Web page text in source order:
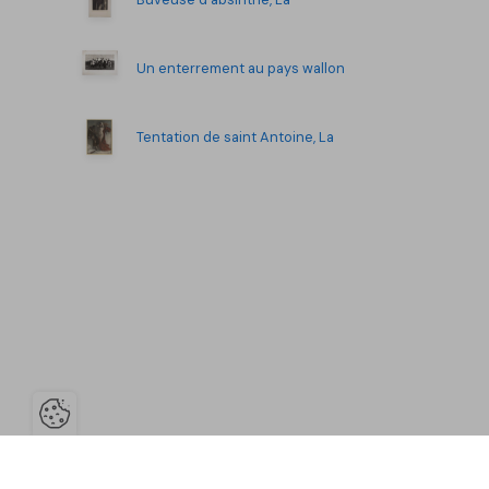
Un enterrement au pays wallon
Tentation de saint Antoine, La
Ouvrir la barre de gestion des